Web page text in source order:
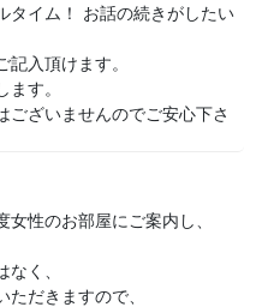
タイム！ お話の続きがしたい
入頂けます。
す。
ございませんのでご安心下さ
性のお部屋にご案内し、
く、
だきますので、